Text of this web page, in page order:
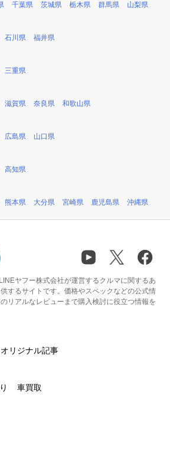
千葉県 茨城県 栃木県 群馬県 山梨県
石川県 福井県
三重県
滋賀県 奈良県 和歌山県
広島県 山口県
高知県
熊本県 大分県 宮崎県 鹿児島県 沖縄県
ヤフー株式会社が運営するクルマに関するあ
するサイトです。価格やスペックなどの公式情
リアルなレビューまで購入検討に役立つ情報を
オリジナル記事
車買取